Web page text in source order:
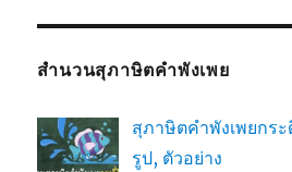
สำนวนสุภาษิตคำพังเพย
สุภาษิตคำพังเพยกร
รูป, ตัวอย่าง